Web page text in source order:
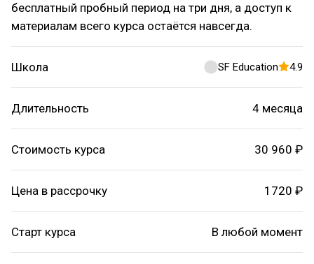
бесплатный пробный период на три дня, а доступ к
материалам всего курса остаётся навсегда.
Школа SF Education 4.9
Длительность 4 месяца
Стоимость курса 30 960 ₽
Цена в рассрочку 1720 ₽
Старт курса В любой момент